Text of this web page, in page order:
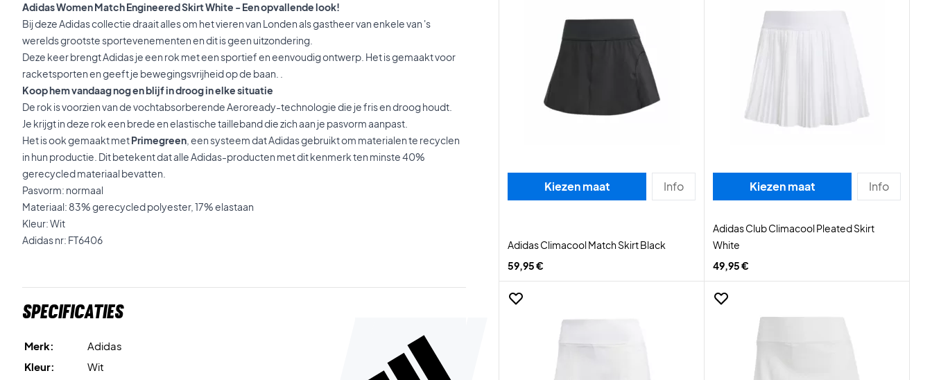
Adidas Women Match Engineered Skirt White - Een opvallende look!
Bij deze Adidas collectie draait alles om het vieren van Londen als gastheer van enkele van 's
werelds grootste sportevenementen en dit is geen uitzondering.
Deze keer brengt Adidas je een rok met een sportief en eenvoudig ontwerp. Het is gemaakt voor
racketsporten en geeft je bewegingsvrijheid op de baan. .
Koop hem vandaag nog en blijf in droog in elke situatie
De rok is voorzien van de vochtabsorberende Aeroready-technologie die je fris en droog houdt.
Je krijgt in deze rok een brede en elastische tailleband die zich aan je pasvorm aanpast.
Het is ook gemaakt metPrimegreen , een systeem dat Adidas gebruikt om materialen te recyclen
in hun productie. Dit betekent dat alle Adidas-producten met dit kenmerk ten minste 40%
gerecycled materiaal bevatten.
Pasvorm: normaal
Materiaal: 83% gerecycled polyester, 17% elastaan
Kleur: Wit
Adidas nr: FT6406
Specificaties
Merk:
Adidas
Kleur:
Wit
Kiezen maat Info
Adidas Climacool Match Skirt Black
59,95 €
Kiezen maat Info
Adidas Club Climacool Pleated Skirt
White
49,95 €